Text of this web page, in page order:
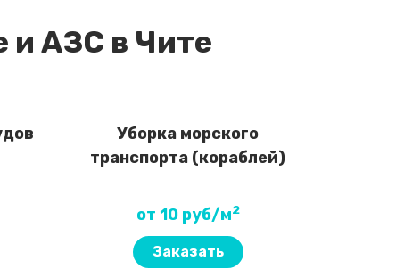
и АЗС в Чите
Уборка морского
транспорта (кораблей)
от 10 руб/м2
Заказать